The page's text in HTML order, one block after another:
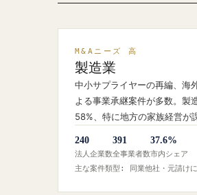
M&Aニーズ 高
製造業
中小サプライヤーの再編、海
よる事業承継案件が多数。製
58%、特に地方の家族経営が
240
法人企業数
391
全事業者数
37.6%
市内シェア
主な案件類型: 同業他社・元請け